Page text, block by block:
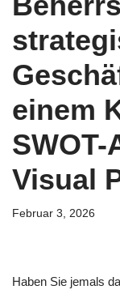
einem
Visual
Februar 3, 2026
Haben Sie jemals